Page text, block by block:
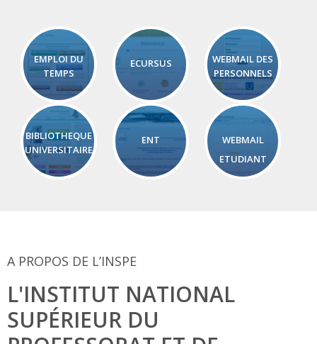
EMPLOI DU
TEMPS
ECURSUS
WEBMAIL DES
PERSONNELS
BIBLIOTHEQUE
UNIVERSITAIRE
ENT
WEBMAIL
ETUDIANT
A PROPOS DE L’INSPE
L'INSTITUT NATIONAL
SUPÉRIEUR DU